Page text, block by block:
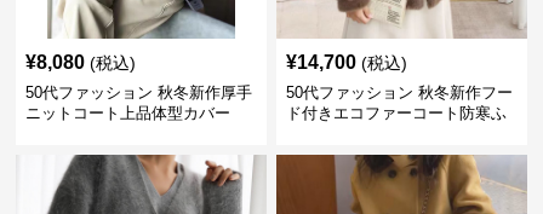
¥8,080 (税込)
50代ファッション 秋冬新作厚手
ニットコート上品体型カバー
¥14,700 (税込)
50代ファッション 秋冬新作フー
ド付きエコファーコート防寒ふ